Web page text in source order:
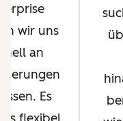
wir uns
an
Es